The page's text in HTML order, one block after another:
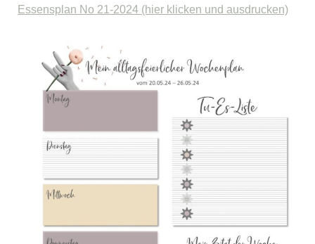
Essensplan No 21-2024 (hier klicken und ausdrucken)